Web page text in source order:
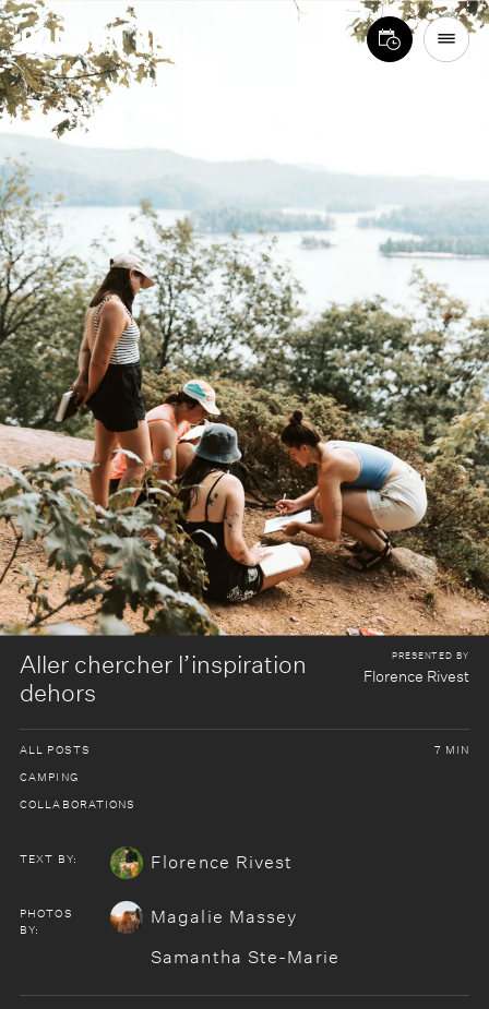
Aller chercher l’inspiration
dehors
PRESENTED BY
Florence Rivest
ALL POSTS
CAMPING
COLLABORATIONS
7 MIN
TEXT BY: Florence Rivest
PHOTOS
BY:
Magalie Massey
Samantha Ste-Marie